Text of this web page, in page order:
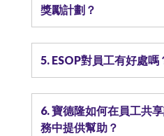
獎勵計劃？
5. ESOP對員工有好處嗎
6. 寶德隆如何在員工共
務中提供幫助？